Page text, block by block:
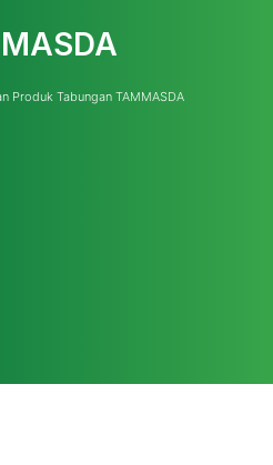
Produk Tabungan TAMMASDA